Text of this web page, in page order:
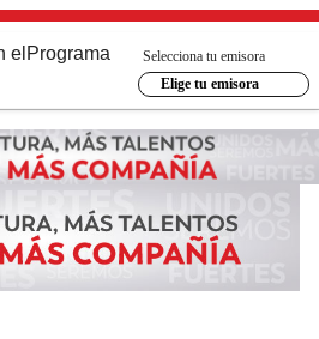
el Programa
Selecciona tu emisora
Elige tu emisora